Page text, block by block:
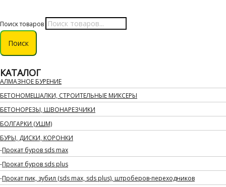
Поиск товаров
Поиск
КАТАЛОГ
АЛМАЗНОЕ БУРЕНИЕ
БЕТОНОМЕШАЛКИ, СТРОИТЕЛЬНЫЕ МИКСЕРЫ
БЕТОНОРЕЗЫ, ШВОНАРЕЗЧИКИ
БОЛГАРКИ (УШМ)
БУРЫ, ДИСКИ, КОРОНКИ
Прокат буров sds max
Прокат буров sds plus
Прокат пик, зубил (sds max, sds plus), штроберов-переходников